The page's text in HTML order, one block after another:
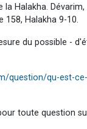
Halakha.
158, Halakha 9-10.
du possible -
question/qu-est-
toute question